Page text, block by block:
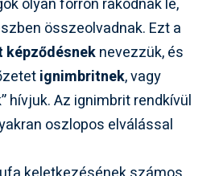
összeolvadnak. Ezt a
képződésneknevezzük, és
ignimbritnek, vagy
hívjuk. Az ignimbrit rendkívül
oszlopos elválással